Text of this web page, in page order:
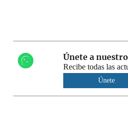
Únete a
Recibe todas las
Únete